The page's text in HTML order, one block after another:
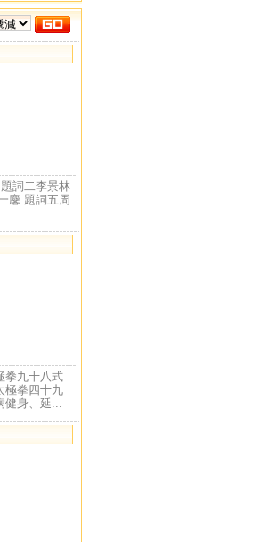
詞二李景林
麐 題詞五周
拳九十八式
極拳四十九
身、延...